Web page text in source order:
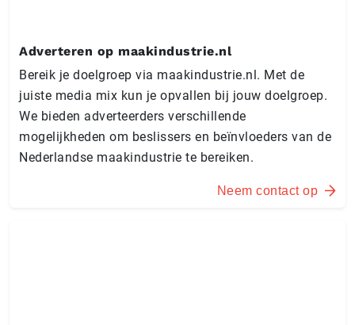
Adverteren op maakindustrie.nl
Bereik je doelgroep via maakindustrie.nl. Met de
juiste media mix kun je opvallen bij jouw doelgroep.
We bieden adverteerders verschillende
mogelijkheden om beslissers en beïnvloeders van de
Nederlandse maakindustrie te bereiken.
Neem contact op